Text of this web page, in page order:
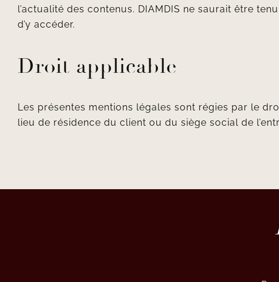
l’actualité des contenus. DIAMDIS ne saurait être
d’y accéder.
Droit applicable
Les présentes mentions légales sont régies par le
lieu de résidence du client ou du siège social de